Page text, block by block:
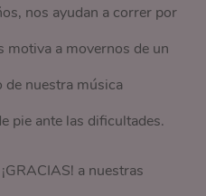
nos ayudan a correr por
motiva a movernos de un
de nuestra música
pie ante las dificultades.
a nuestras